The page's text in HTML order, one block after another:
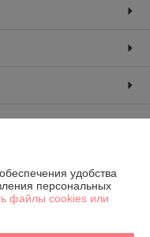
удобства
персональных
файлы cookies или